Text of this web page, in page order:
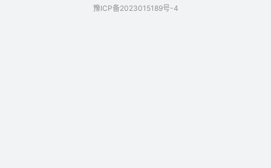
豫ICP备2023015189号-4